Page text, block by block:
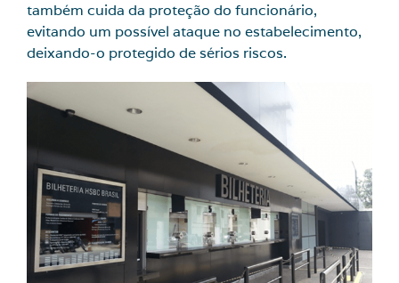
também cuida da proteção do funcionário,
evitando um possível ataque no estabelecimento,
deixando-o protegido de sérios riscos.